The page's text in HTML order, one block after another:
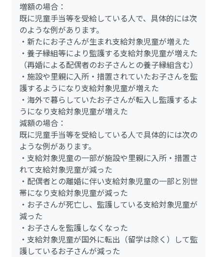
増額の場合：
既に児童手当等を受給している人で、具体的には次
のような例があります。
・新たにお子さんが生まれ支給対象児童が増えた
・養子縁組等により監護する支給対象児童が増えた
（再婚による配偶者のお子さんとの養子縁組含む）
・施設や里親に入所・措置されていたお子さんを監
護するようになり支給対象児童が増えた
・海外で暮らしていたお子さんが転入し監護するよ
うになり支給対象児童が増えた
減額の場合：
既に児童手当等を受給している人で具体的には次の
ような例があります。
・支給対象児童の一部が施設や里親に入所・措置さ
れて支給対象児童が減った
・配偶者との離婚に伴い支給対象児童の一部と別世
帯になり支給対象児童が減った
・お子さんが死亡し、監護している支給対象児童が
減った
・お子さんを監護しなくなった
・支給対象児童が国外に転出（留学は除く）して監
護しているお子さんが減った